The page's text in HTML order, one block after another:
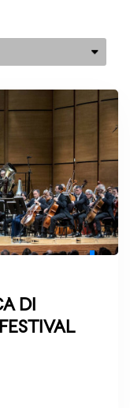
DI